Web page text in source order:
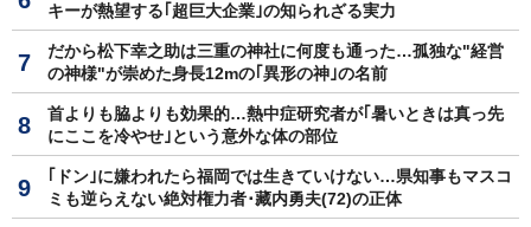
キーが熱望する｢超巨大企業｣の知られざる実力
だから松下幸之助は三重の神社に何度も通った…孤独な"経営
の神様"が崇めた身長12mの｢異形の神｣の名前
首よりも脇よりも効果的…熱中症研究者が｢暑いときは真っ先
にここを冷やせ｣という意外な体の部位
｢ドン｣に嫌われたら福岡では生きていけない…県知事もマスコ
ミも逆らえない絶対権力者･藏内勇夫(72)の正体